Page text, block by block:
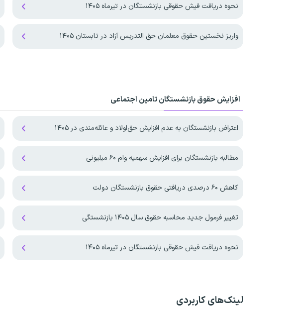
نحوه دریافت فیش حقوقی بازنشستگان در تیرماه ۱۴۰۵
واریز نخستین حقوق معلمان حق التدریس آزاد در تابستان ۱۴۰۵
افزایش حقوق بازنشستگان تامین اجتماعی
اعتراض بازنشستگان به عدم افزایش حق‌اولاد و عائله‌مندی در ۱۴۰۵
مطالبه بازنشستگان برای افزایش سهمیه‌ وام ۶۰ میلیونی
کاهش ۶۰ درصدی دریافتی حقوق بازنشستگان دولت
تغییر فرمول جدید محاسبه حقوق سال ۱۴۰۵ بازنشستگی
نحوه دریافت فیش حقوقی بازنشستگان در تیرماه ۱۴۰۵
لینک‌های کاربردی